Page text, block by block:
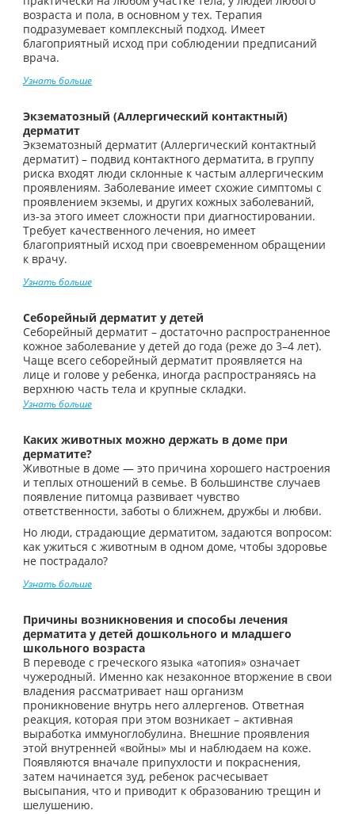
возраста и пола, в основном у тех. Терапия
подразумевает комплексный подход. Имеет
благоприятный исход при соблюдении предписаний
врача.
Узнать больше
Экзематозный (Аллергический контактный)
дерматит
Экзематозный дерматит (Аллергический контактный
дерматит) – подвид контактного дерматита, в группу
риска входят люди склонные к частым аллергическим
проявлениям. Заболевание имеет схожие симптомы с
проявлением экземы, и других кожных заболеваний,
из-за этого имеет сложности при диагностировании.
Требует качественного лечения, но имеет
благоприятный исход при своевременном обращении
к врачу.
Узнать больше
Себорейный дерматит у детей
Себорейный дерматит – достаточно распространенное
кожное заболевание у детей до года (реже до 3–4 лет).
Чаще всего себорейный дерматит проявляется на
лице и голове у ребенка, иногда распространяясь на
верхнюю часть тела и крупные складки.
Узнать больше
Каких животных можно держать в доме при
дерматите?
Животные в доме — это причина хорошего настроения
и теплых отношений в семье. В большинстве случаев
появление питомца развивает чувство
ответственности, заботы о ближнем, дружбы и любви.
Но люди, страдающие дерматитом, задаются вопросом:
как ужиться с животным в одном доме, чтобы здоровье
не пострадало?
Узнать больше
Причины возникновения и способы лечения
дерматита у детей дошкольного и младшего
школьного возраста
В переводе с греческого языка «атопия» означает
чужеродный. Именно как незаконное вторжение в свои
владения рассматривает наш организм
проникновение внутрь него аллергенов. Ответная
реакция, которая при этом возникает – активная
выработка иммуноглобулина. Внешние проявления
этой внутренней «войны» мы и наблюдаем на коже.
Появляются вначале припухлости и покраснения,
затем начинается зуд, ребенок расчесывает
высыпания, что и приводит к образованию трещин и
шелушению.